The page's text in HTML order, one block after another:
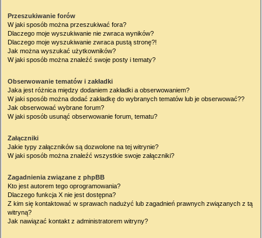
Przeszukiwanie forów
W jaki sposób można przeszukiwać fora?
Dlaczego moje wyszukiwanie nie zwraca wyników?
Dlaczego moje wyszukiwanie zwraca pustą stronę?!
Jak można wyszukać użytkowników?
W jaki sposób można znaleźć swoje posty i tematy?
Obserwowanie tematów i zakładki
Jaka jest różnica między dodaniem zakładki a obserwowaniem?
W jaki sposób można dodać zakładkę do wybranych tematów lub je obserwować??
Jak obserwować wybrane forum?
W jaki sposób usunąć obserwowanie forum, tematu?
Załączniki
Jakie typy załączników są dozwolone na tej witrynie?
W jaki sposób można znaleźć wszystkie swoje załączniki?
Zagadnienia związane z phpBB
Kto jest autorem tego oprogramowania?
Dlaczego funkcja X nie jest dostępna?
Z kim się kontaktować w sprawach nadużyć lub zagadnień prawnych związanych z tą
witryną?
Jak nawiązać kontakt z administratorem witryny?